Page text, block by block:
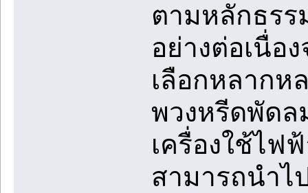
ตามหลักธร
อย่างต่อเนื่อ
เลือกหลากห
พวงหรีดพัดล
เครื่องใช้ไฟ
สามารถนำไ